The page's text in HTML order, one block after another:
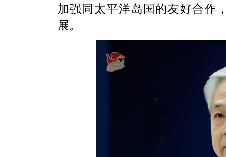
加强同太平洋岛国的友好合作
展。